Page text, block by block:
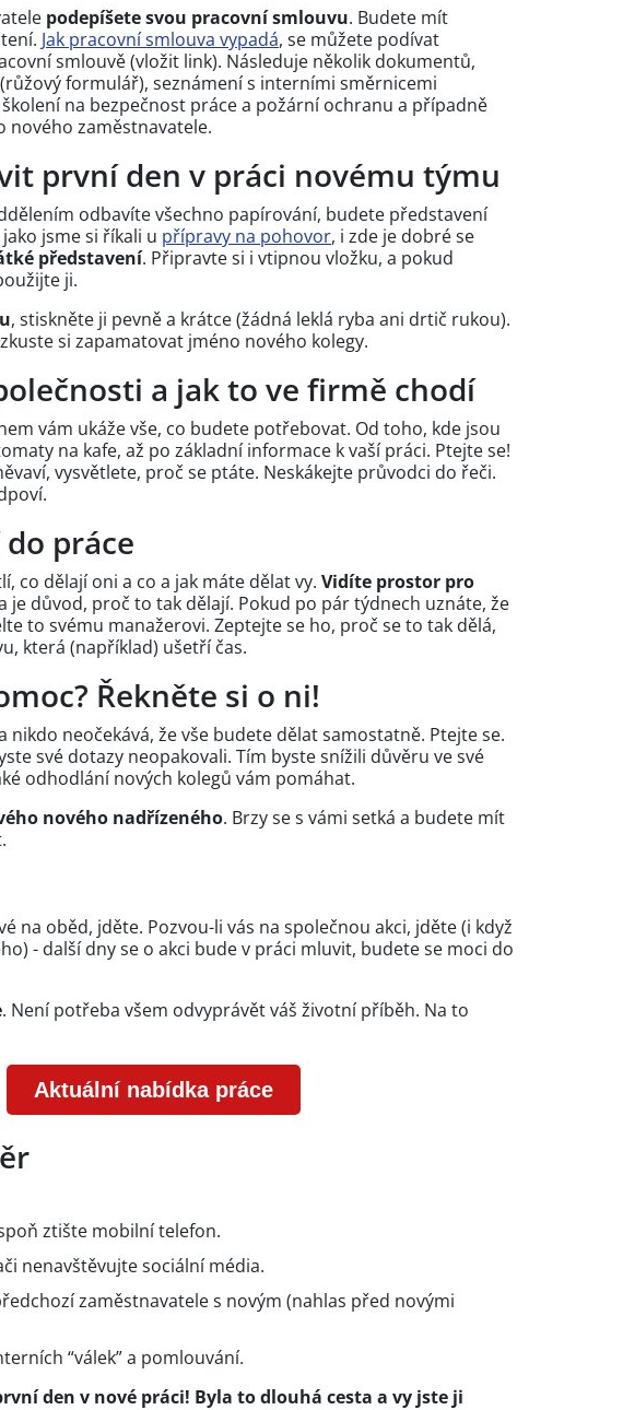
podepíšete svou pracovní smlouvu. Budete mít
Jak pracovní smlouva vypadá, se můžete podívat
smlouvě (vložit link). Následuje několik dokumentů,
formulář), seznámení s interními směrnicemi
na bezpečnost práce a požární ochranu a případně
nového zaměstnavatele.
první den v práci novému týmu
odbavíte všechno papírování, budete představení
jsme si říkali u přípravy na pohovor, i zde je dobré se
představení. Připravte si i vtipnou vložku, a pokud
ji.
, stiskněte ji pevně a krátce (žádná leklá ryba ani drtič rukou).
si zapamatovat jméno nového kolegy.
a jak to ve firmě chodí
vám ukáže vše, co budete potřebovat. Od toho, kde jsou
na kafe, až po základní informace k vaší práci. Ptejte se!
vysvětlete, proč se ptáte. Neskákejte průvodci do řeči.
práce
co dělají oni a co a jak máte dělat vy. Vidíte prostor pro
je důvod, proč to tak dělají. Pokud po pár týdnech uznáte, že
to svému manažerovi. Zeptejte se ho, proč se to tak dělá,
která (například) ušetří čas.
Řekněte si o ni!
nikdo neočekává, že vše budete dělat samostatně. Ptejte se.
své dotazy neopakovali. Tím byste snížili důvěru ve své
odhodlání nových kolegů vám pomáhat.
nového nadřízeného. Brzy se s vámi setká a budete mít
na oběd, jděte. Pozvou-li vás na společnou akci, jděte (i když
- další dny se o akci bude v práci mluvit, budete se moci do
. Není potřeba všem odvyprávět váš životní příběh. Na to
Aktuální nabídka práce
ztište mobilní telefon.
nenavštěvujte sociální média.
zaměstnavatele s novým (nahlas před novými
“válek” a pomlouvání.
den v nové práci! Byla to dlouhá cesta a vy jste ji